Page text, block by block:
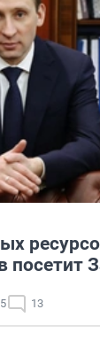
посетит
13